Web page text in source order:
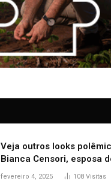
Veja outros looks
Bianca Censori, esposa
West que apareceu nua
fevereiro 4, 2025 108 Visitas